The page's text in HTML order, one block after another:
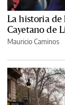
La historia de
Cayetano de
Mauricio Caminos